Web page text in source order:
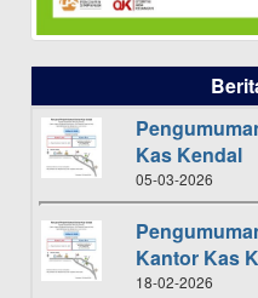
Kas Kendal
05-03-2026
Kantor Kas
18-02-2026